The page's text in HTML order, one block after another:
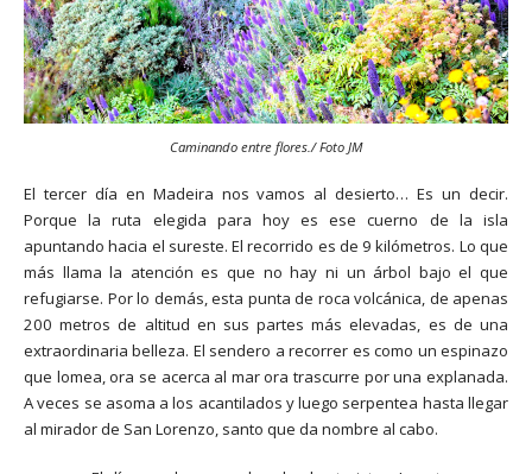
Caminando entre flores./ Foto JM
El tercer día en Madeira nos vamos al desierto… Es un decir.
Porque la ruta elegida para hoy es ese cuerno de la isla
apuntando hacia el sureste. El recorrido es de 9 kilómetros. Lo que
más llama la atención es que no hay ni un árbol bajo el que
refugiarse. Por lo demás, esta punta de roca volcánica, de apenas
200 metros de altitud en sus partes más elevadas, es de una
extraordinaria belleza. El sendero a recorrer es como un espinazo
que lomea, ora se acerca al mar ora trascurre por una explanada.
A veces se asoma a los acantilados y luego serpentea hasta llegar
al mirador de San Lorenzo, santo que da nombre al cabo.